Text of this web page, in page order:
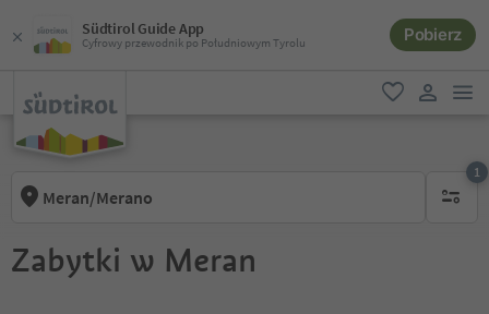
Südtirol Guide App
Cyfrowy przewodnik po Południowym Tyrolu Pobierz
ulubione
Meran/Merano
1
1
Zabytki w Meran